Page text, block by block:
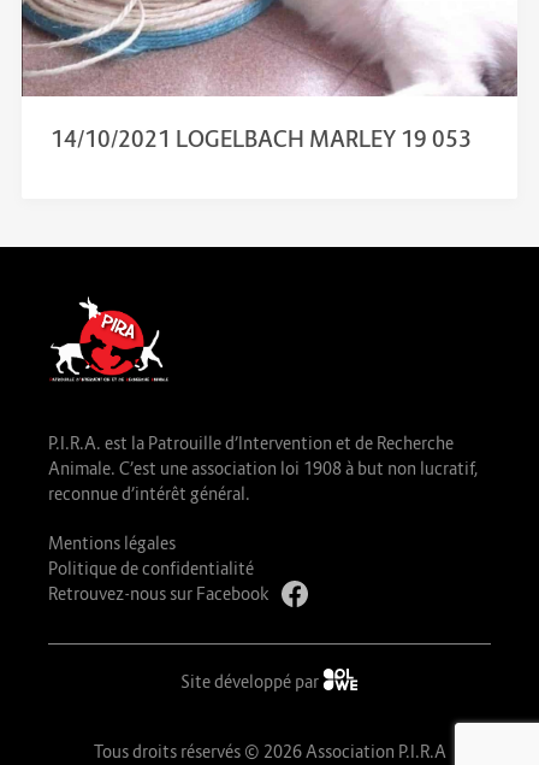
14/10/2021 LOGELBACH MARLEY 19 053
P.I.R.A. est la Patrouille d’Intervention et de Recherche
Animale. C’est une association loi 1908 à but non lucratif,
reconnue d’intérêt général.
Mentions légales
Politique de confidentialité
Retrouvez-nous sur Facebook
Site développé par
Tous droits réservés © 2026 Association P.I.R.A